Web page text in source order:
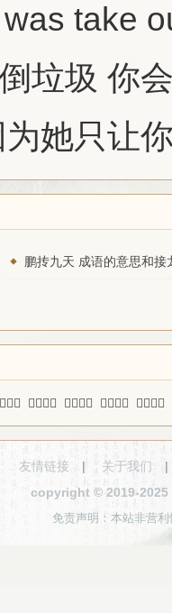
take
垃圾 你
她只让
鹏抟九天 成语的意思和接
思痛 有初鲜终 迟疑未决 后生晚学 鞠躬屏气
友情链接 | 关于我们
copyright © 2019-2025
免责声明：本站非营